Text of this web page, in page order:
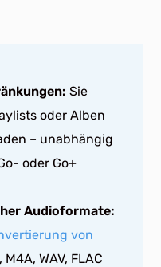
Sie
oder Alben
– unabhängig
oder Go+
Audioformate:
von
, M4A, WAV, FLAC